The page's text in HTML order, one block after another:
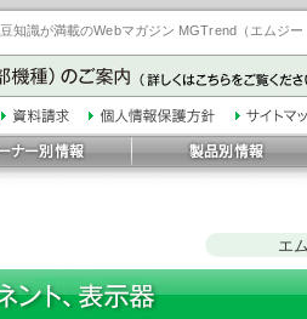
知識が満載のWebマガジン MGTrend（エムジ
エ